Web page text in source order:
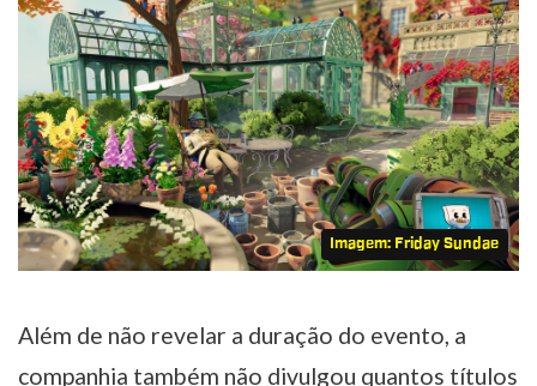
Imagem: Friday Sundae
Além de não revelar a duração do evento, a
companhia também não divulgou quantos títulos